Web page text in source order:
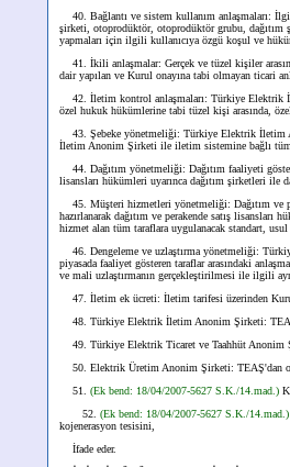
40. Bağlantı ve sistem kullanım anlaşmaları:
şirketi, otoprodüktör, otoprodüktör grubu, dağıtım
yapmaları için ilgili kullanıcıya özgü koşul ve
41. İkili anlaşmalar: Gerçek ve tüzel kişiler
dair yapılan ve Kurul onayına tabi olmayan ticari
42. İletim kontrol anlaşmaları: Türkiye Elektrik
özel hukuk hükümlerine tabi tüzel kişi arasında,
43. Şebeke yönetmeliği: Türkiye Elektrik İletim
İletim Anonim Şirketi ile iletim sistemine bağlı tüm
44. Dağıtım yönetmeliği: Dağıtım faaliyeti
lisansları hükümleri uyarınca dağıtım şirketleri ile
45. Müşteri hizmetleri yönetmeliği: Dağıtım ve
hazırlanarak dağıtım ve perakende satış lisansları
hizmet alan tüm taraflara uygulanacak standart, usul
46. Dengeleme ve uzlaştırma yönetmeliği:
piyasada faaliyet gösteren taraflar arasındaki
ve mali uzlaştırmanın gerçekleştirilmesi ile ilgili
47. İletim ek ücreti: İletim tarifesi üzerinden
48. Türkiye Elektrik İletim Anonim Şirketi:
49. Türkiye Elektrik Ticaret ve Taahhüt Anonim
50. Elektrik Üretim Anonim Şirketi: TEAŞ'dan
51. (Ek bend: 18/04/2007-5627 S.K./14.mad.)
52. (Ek bend: 18/04/2007-5627 S.K./14.mad.)
kojenerasyon tesisini,
İfade eder.